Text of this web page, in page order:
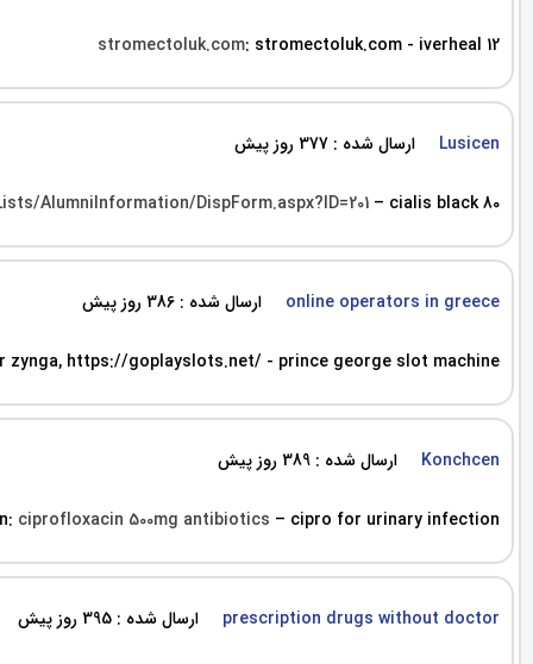
stromectoluk.com: stromectoluk.com - iverheal 12
Lusicen ارسال شده : 377 روز پیش
AlumniInformation/DispForm.aspx?ID=201 – cialis black 80
online operators in greece ارسال شده : 386 روز پیش
zynga, https://goplayslots.net/ - prince george slot machine.
Konchcen ارسال شده : 389 روز پیش
ciprofloxacin 500mg antibiotics – cipro for urinary infection
prescription drugs without doctor ارسال شده : 395 روز پیش